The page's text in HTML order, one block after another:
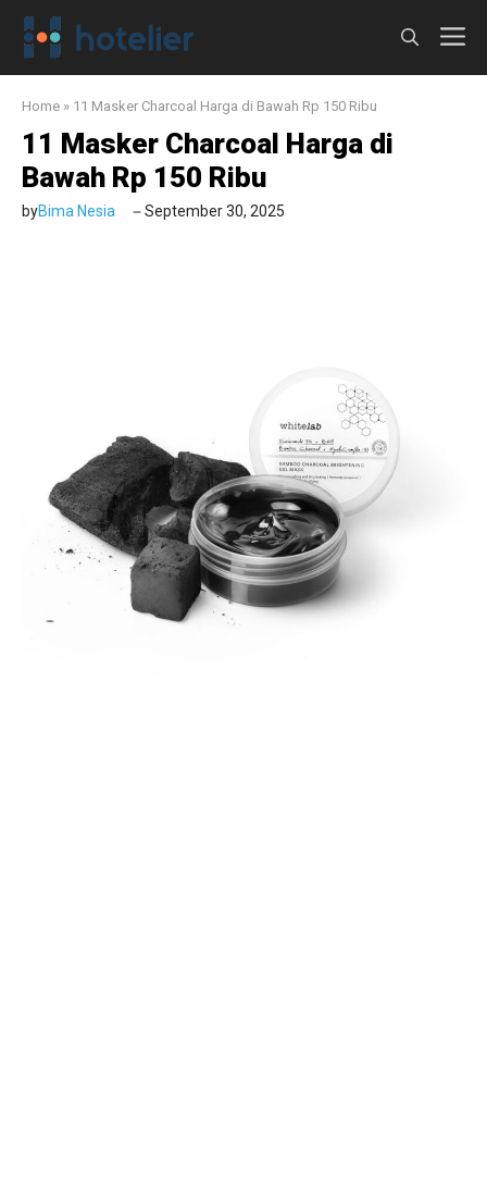
Langsung
Home » 11 Masker Charcoal Harga di Bawah Rp 150 Ribu
11 Masker Charcoal Harga di
Bawah Rp 150 Ribu
byBima Nesia September 30, 2025